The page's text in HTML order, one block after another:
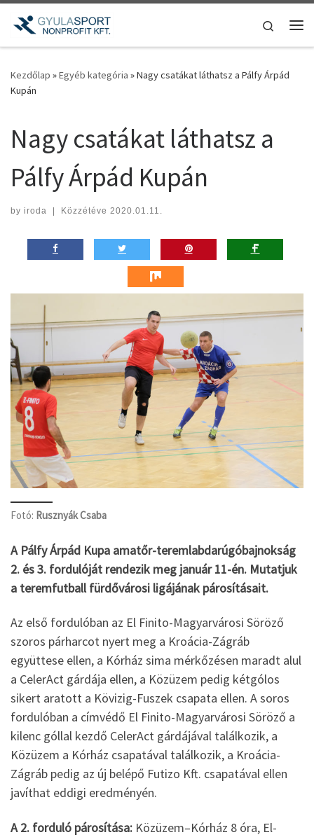
Teljes tartalom megjelenítése
Search
Kezdőlap »Egyéb kategória »Nagy csatákat láthatsz a Pálfy Árpád
Kupán
Nagy csatákat láthatsz a
Pálfy Árpád Kupán
by iroda | Közzétéve 2020.01.11.
Fotó: Rusznyák Csaba
A Pálfy Árpád Kupa amatőr-teremlabdarúgóbajnokság
2. és 3. fordulóját rendezik meg január 11-én. Mutatjuk
a teremfutball fürdővárosi ligájának párosításait.
Az első fordulóban az El Finito-Magyarvárosi Söröző
szoros párharcot nyert meg a Kroácia-Zágráb
együttese ellen, a Kórház sima mérkőzésen maradt alul
a CelerAct gárdája ellen, a Közüzem pedig kétgólos
sikert aratott a Kövizig-Fuszek csapata ellen. A soros
fordulóban a címvédő El Finito-Magyarvárosi Söröző a
kilenc góllal kezdő CelerAct gárdájával találkozik, a
Közüzem a Kórház csapatával találkozik, a Kroácia-
Zágráb pedig az új belépő Futizo Kft. csapatával ellen
javíthat eddigi eredményén.
A 2. forduló párosítása: Közüzem–Kórház 8 óra, El-